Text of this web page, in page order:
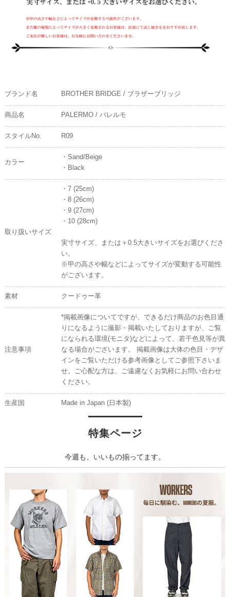
ブランド名 BROTHER BRIDGE / ブラザーブリッジ
商品名 PALERMO / パレルモ
スタイルNo. R09
カラー
・Sand/Beige
・Black
取り扱いサイズ
・7 (25cm)
・8 (26cm)
・9 (27cm)
・10 (28cm)
実寸サイズ、または＋0.5大きいサイズをお選びくださ
い。
※甲の高さや幅などによってサイズが変動する可能性
がございます。
素材 クードゥー革
注意事項
*掲載画像についてですが、できるだけ商品のお色目通
りになるように撮影・掲載いたしておりますが、ご覧
になられる環境(モニタ)などによって、若干色見等が異
なる場合がございます。 掲載画像は大体の色目・デザ
インをご覧いただける参考画像としてご参照下さいま
せ。ご心配な方は、ご遠慮なくお気軽にお問い合わせ
ください。
生産国 Made in Japan (日本製)
特集ページ
今週も、いいもの揃ってます。